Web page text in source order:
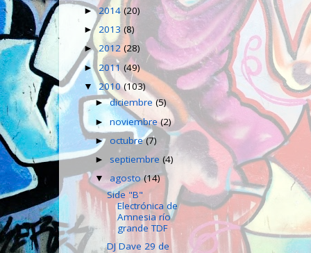
►2014 (20)
► 2013 (8)
►2012(28)
►2011 (49)
▼ 2010(103)
►diciembre(5)
►noviembre(2)
►octubre(7)
► septiembre(4)
▼agosto(14)
Side "B"
Electrónica de
Amnesia río
grande TDF
DJ Dave 29 de